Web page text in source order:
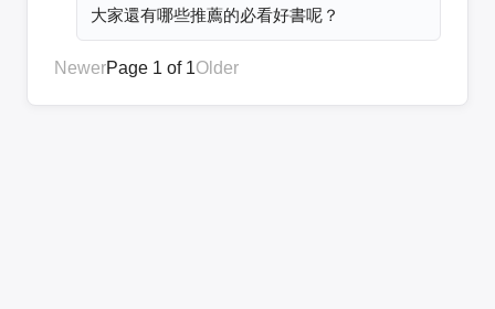
大家還有哪些推薦的必看好書呢？
NewerPage 1 of 1Older